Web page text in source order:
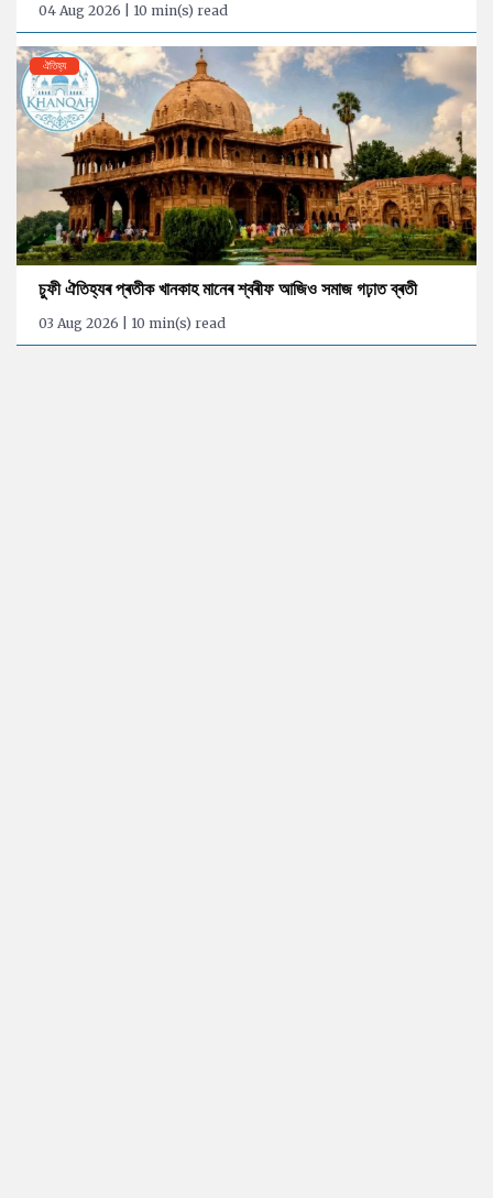
04 Aug 2026 | 10 min(s) read
ঐতিহ্য
চুফী ঐতিহ্যৰ প্ৰতীক খানকাহ মানেৰ শ্বৰীফ আজিও সমাজ গঢ়াত ব্ৰতী
03 Aug 2026 | 10 min(s) read